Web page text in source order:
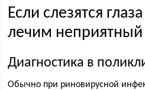
Если слезятся
лечим
Диагностика в
Обычно при риновирусной